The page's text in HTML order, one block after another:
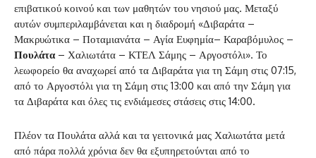
επιβατικού κοινού και των μαθητών του νησιού μας. Μεταξύ
αυτών συμπεριλαμβάνεται και η διαδρομή «Διβαράτα –
Μακρυώτικα – Ποταμιανάτα – Αγία Ευφημία– Καραβόμυλος –
Πουλάτα– Χαλιωτάτα – ΚΤΕΛ Σάμης – Αργοστόλι». Το
λεωφορείο θα αναχωρεί από τα Διβαράτα για τη Σάμη στις 07:15,
από το Αργοστόλι για τη Σάμη στις 13:00 και από την Σάμη για
τα Διβαράτα και όλες τις ενδιάμεσες στάσεις στις 14:00.
Πλέον τα Πουλάτα αλλά και τα γειτονικά μας Χαλιωτάτα μετά
από πάρα πολλά χρόνια δεν θα εξυπηρετούνται από το